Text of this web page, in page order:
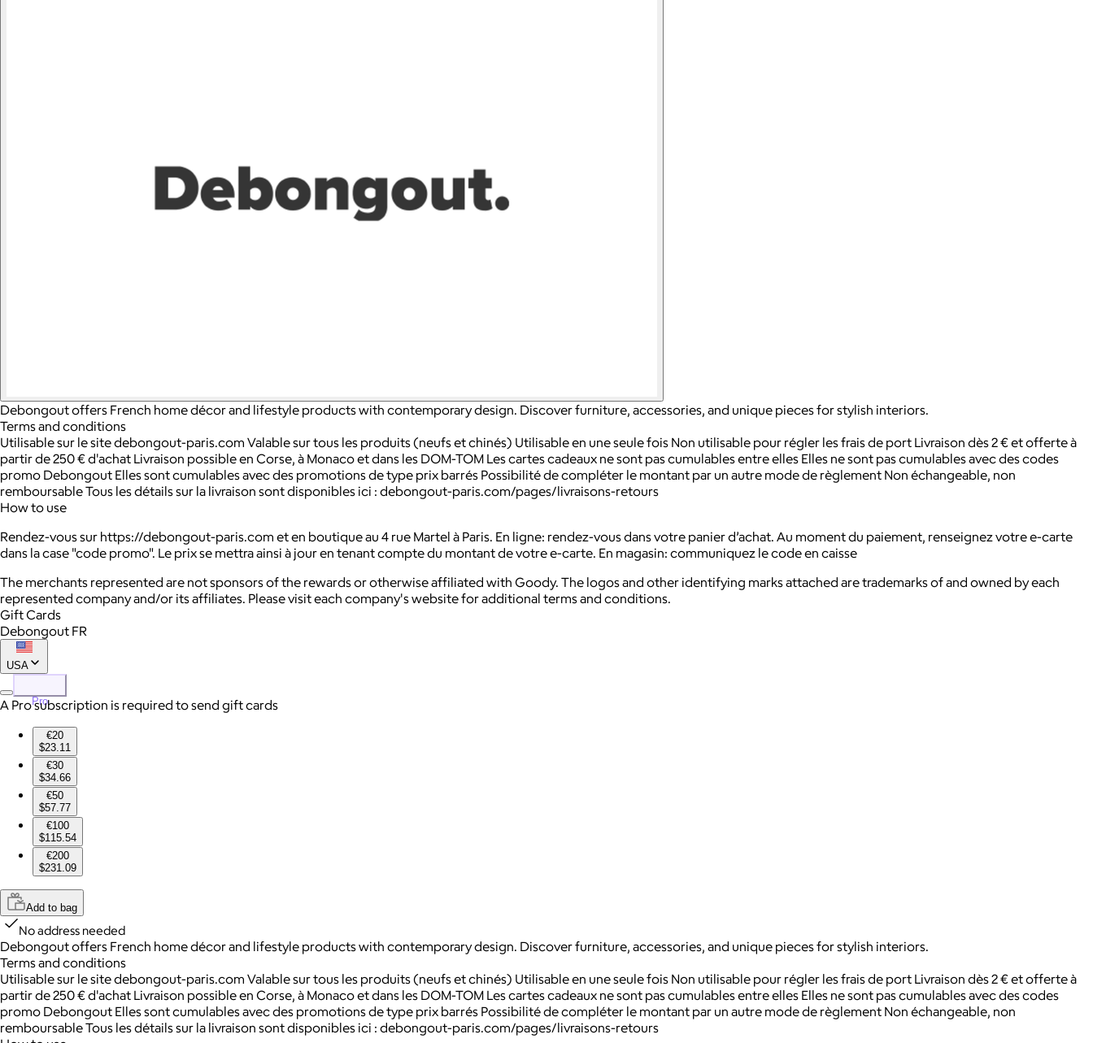
Debongout offers French home décor and lifestyle products with contemporary design. Discover furniture, accessories, and unique pieces for stylish interiors.
Terms and conditions
Utilisable sur le site debongout-paris.com Valable sur tous les produits (neufs et chinés) Utilisable en une seule fois Non utilisable pour régler les frais de port Livraison dès 2 € et offerte à
partir de 250 € d'achat Livraison possible en Corse, à Monaco et dans les DOM-TOM Les cartes cadeaux ne sont pas cumulables entre elles Elles ne sont pas cumulables avec des codes
promo Debongout Elles sont cumulables avec des promotions de type prix barrés Possibilité de compléter le montant par un autre mode de règlement Non échangeable, non
remboursable Tous les détails sur la livraison sont disponibles ici : debongout-paris.com/pages/livraisons-retours
How to use
Rendez-vous sur https://debongout-paris.com et en boutique au 4 rue Martel à Paris. En ligne: rendez-vous dans votre panier d’achat. Au moment du paiement, renseignez votre e-carte
dans la case "code promo". Le prix se mettra ainsi à jour en tenant compte du montant de votre e-carte. En magasin: communiquez le code en caisse
The merchants represented are not sponsors of the rewards or otherwise affiliated with Goody. The logos and other identifying marks attached are trademarks of and owned by each
represented company and/or its affiliates. Please visit each company's website for additional terms and conditions.
Gift Cards
Debongout FR
USA
Pro
A Pro subscription is required to send gift cards
€20
$23.11
€30
$34.66
€50
$57.77
€100
$115.54
€200
$231.09
Add to bag
No address needed
Debongout offers French home décor and lifestyle products with contemporary design. Discover furniture, accessories, and unique pieces for stylish interiors.
Terms and conditions
Utilisable sur le site debongout-paris.com Valable sur tous les produits (neufs et chinés) Utilisable en une seule fois Non utilisable pour régler les frais de port Livraison dès 2 € et offerte à
partir de 250 € d'achat Livraison possible en Corse, à Monaco et dans les DOM-TOM Les cartes cadeaux ne sont pas cumulables entre elles Elles ne sont pas cumulables avec des codes
promo Debongout Elles sont cumulables avec des promotions de type prix barrés Possibilité de compléter le montant par un autre mode de règlement Non échangeable, non
remboursable Tous les détails sur la livraison sont disponibles ici : debongout-paris.com/pages/livraisons-retours